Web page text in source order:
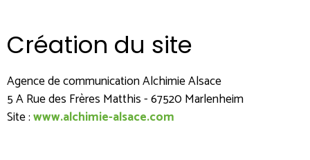
Création du site
Agence de communication Alchimie Alsace
5 A Rue des Frères Matthis - 67520 Marlenheim
Site :www.alchimie-alsace.com